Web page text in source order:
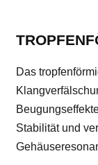
Das
Stabilität und